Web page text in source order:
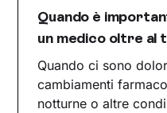
Quando è
un medico oltre al
Quando ci sono
cambiamenti
notturne o altre